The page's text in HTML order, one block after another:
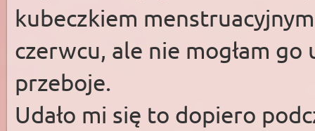
kubeczkiem
czerwcu, ale nie mogłam
przeboje.
Udało mi się to dopiero